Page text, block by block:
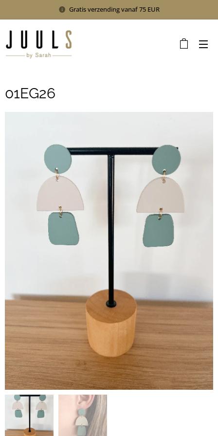
Gratis verzending vanaf 75 EUR
01EG26